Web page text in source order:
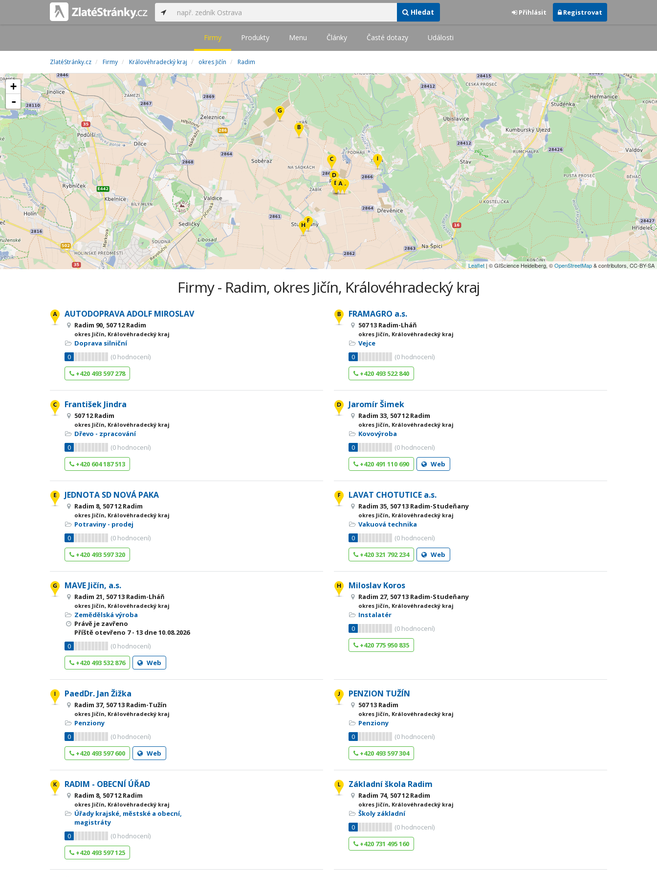
Hledat Přihlásit Registrovat
Firmy Produkty Menu Články Časté dotazy Události
ZlatéStránky.cz Firmy Královéhradecký kraj okres Jičín Radim
+
-
Leaflet | © GIScience Heidelberg, ©OpenStreetMap& contributors, CC-BY-SA
Firmy - Radim, okres Jičín, Královéhradecký kraj
AUTODOPRAVA ADOLF MIROSLAV
Radim 90, 507 12 Radim
okres Jičín, Královéhradecký kraj
Doprava silniční
0
(0 hodnocení)
+420 493 597 278
FRAMAGRO a.s.
507 13 Radim-Lháň
okres Jičín, Královéhradecký kraj
Vejce
0
(0 hodnocení)
+420 493 522 840
František Jindra
507 12 Radim
okres Jičín, Královéhradecký kraj
Dřevo - zpracování
0
(0 hodnocení)
+420 604 187 513
Jaromír Šimek
Radim 33, 507 12 Radim
okres Jičín, Královéhradecký kraj
Kovovýroba
0
(0 hodnocení)
+420 491 110 690
Web
JEDNOTA SD NOVÁ PAKA
Radim 8, 507 12 Radim
okres Jičín, Královéhradecký kraj
Potraviny - prodej
0
(0 hodnocení)
+420 493 597 320
LAVAT CHOTUTICE a.s.
Radim 35, 507 13 Radim-Studeňany
okres Jičín, Královéhradecký kraj
Vakuová technika
0
(0 hodnocení)
+420 321 792 234
Web
MAVE Jičín, a.s.
Radim 21, 507 13 Radim-Lháň
okres Jičín, Královéhradecký kraj
Zemědělská výroba
Právě je zavřeno
Příště otevřeno 7 - 13 dne 10.08.2026
0
(0 hodnocení)
+420 493 532 876
Web
Miloslav Koros
Radim 27, 507 13 Radim-Studeňany
okres Jičín, Královéhradecký kraj
Instalatér
0
(0 hodnocení)
+420 775 950 835
PaedDr. Jan Žižka
Radim 37, 507 13 Radim-Tužín
okres Jičín, Královéhradecký kraj
Penziony
0
(0 hodnocení)
+420 493 597 600
Web
PENZION TUŽÍN
507 13 Radim
okres Jičín, Královéhradecký kraj
Penziony
0
(0 hodnocení)
+420 493 597 304
RADIM - OBECNÍ ÚŘAD
Radim 8, 507 12 Radim
okres Jičín, Královéhradecký kraj
Úřady krajské, městské a obecní,
magistráty
0
(0 hodnocení)
+420 493 597 125
Základní škola Radim
Radim 74, 507 12 Radim
okres Jičín, Královéhradecký kraj
Školy základní
0
(0 hodnocení)
+420 731 495 160